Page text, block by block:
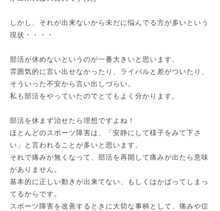
しかし、それが出来ないから未だに悩んでる方が多いという
現状・・・・
部活が休めないというのが一番大きいと思います。
雰囲気的に言い出せなかったり、ライバルと差がついたり、
そういった不安から言い出しづらい。
私も部活をやっていたのでとてもよく分かります。
部活を休まず治せたら理想ですよね！
ほとんどのスポーツ障害は、「安静にして様子をみて下さ
い」と言われることが多いと思います。
それで痛みが無くなって、部活を再開して痛みが出たら意味
がありません。
基本的に正しい動きが出来てない、もしくはかばってしまっ
てるからです。
スポーツ障害を改善するときに大切な事柄として、痛みや症